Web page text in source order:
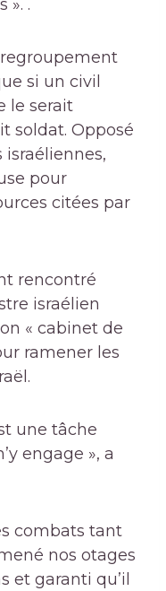
». .
regroupement
si un civil
le serait
soldat. Opposé
pour
citées par
rencontré
israélien
« cabinet de
ramener les
une tâche
engage », a
combats tant
nos otages
et garanti qu’il